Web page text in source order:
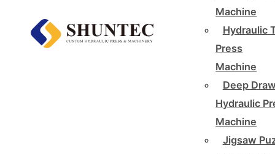
Machine
Hydraulic
Press
Machine
Deep
Hydraulic
Machine
Jigsaw